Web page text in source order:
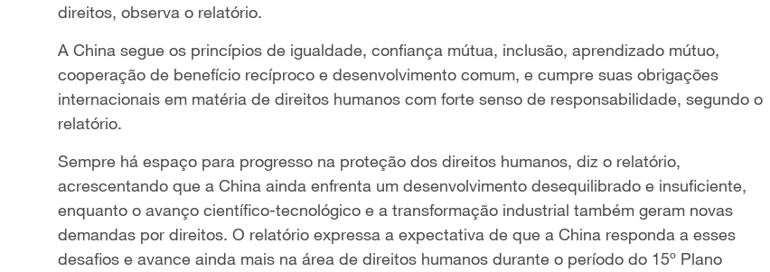
direitos, observa o relatório.
A China segue os princípios de igualdade, confiança mútua, inclusão, aprendizado mútuo,
cooperação de benefício recíproco e desenvolvimento comum, e cumpre suas obrigações
internacionais em matéria de direitos humanos com forte senso de responsabilidade, segundo o
relatório.
Sempre há espaço para progresso na proteção dos direitos humanos, diz o relatório,
acrescentando que a China ainda enfrenta um desenvolvimento desequilibrado e insuficiente,
enquanto o avanço científico-tecnológico e a transformação industrial também geram novas
demandas por direitos. O relatório expressa a expectativa de que a China responda a esses
desafios e avance ainda mais na área de direitos humanos durante o período do 15º Plano